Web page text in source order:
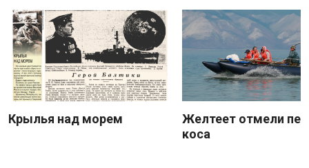
Крылья над морем
Желтеет отмели
коса